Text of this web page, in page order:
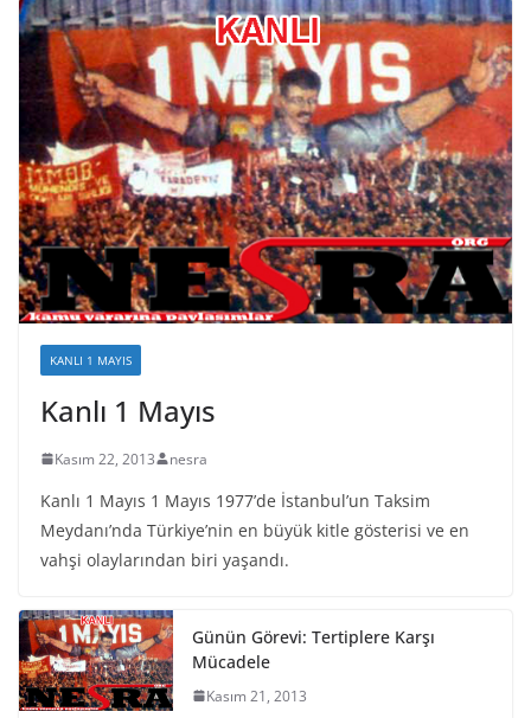
KANLI 1 MAYIS
Kanlı 1 Mayıs
Kasım 22, 2013 nesra
Kanlı 1 Mayıs 1 Mayıs 1977’de İstanbul’un Taksim
Meydanı’nda Türkiye’nin en büyük kitle gösterisi ve en
vahşi olaylarından biri yaşandı.
Günün Görevi: Tertiplere Karşı
Mücadele
Kasım 21, 2013